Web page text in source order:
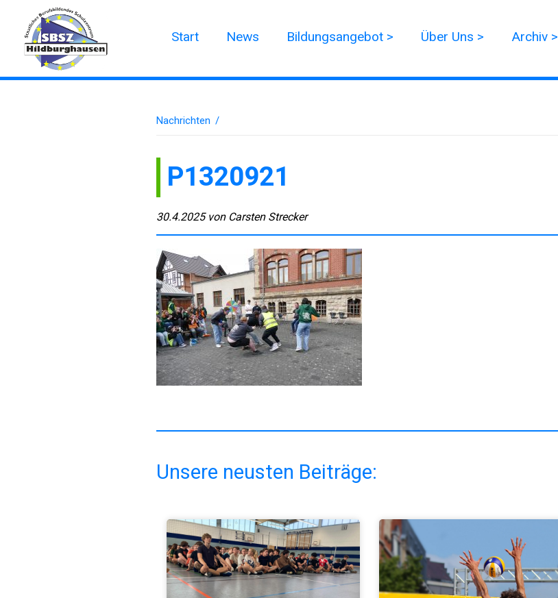
Start News Bildungsangebot > Über Uns > Archiv >
Nachrichten /
P1320921
30.4.2025 von Carsten Strecker
Unsere neusten Beiträge: